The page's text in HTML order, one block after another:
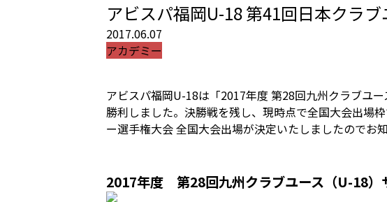
アビスパ福岡U-18 第41回日本クラ
2017.06.07
アカデミー
アビスパ福岡U-18は「2017年度 第28回九州クラブユ
勝利しました。決勝戦を残し、現時点で全国大会出場
ー選手権大会 全国大会出場が決定いたしましたのでお
2017年度 第28回九州クラブユース（U-18）